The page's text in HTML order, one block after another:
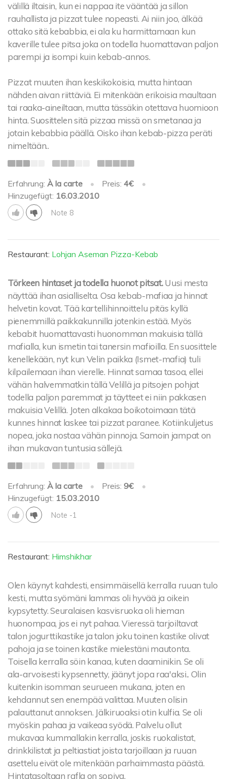
välillä iltaisin, kun ei nappaa ite vääntää ja sillon
rauhallista ja pizzat tulee nopeasti. Ai niin joo, älkää
ottako sitä kebabbia, ei ala ku harmittamaan kun
kaverille tulee pitsa joka on todella huomattavan paljon
parempi ja isompi kuin kebab-annos.
Pizzat muuten ihan keskikokoisia, mutta hintaan
nähden aivan riittäviä. Ei mitenkään erikoisia maultaan
tai raaka-aineiltaan, mutta tässäkin otettava huomioon
hinta. Suosittelen sitä pizzaa missä on smetanaa ja
jotain kebabbia päällä. Oisko ihan kebab-pizza peräti
nimeltään..
Erfahrung: À la carte • Preis:4€
•
Hinzugefügt: 16.03.2010
Note 8
Restaurant: Lohjan Aseman Pizza-Kebab
Törkeen hintaset ja todella huonot pitsat. Uusi mesta
näyttää ihan asialliselta. Osa kebab-mafiaa ja hinnat
helvetin kovat. Tää kartellihinnoittelu pitäs kyllä
pienemmillä paikkakunnilla jotenkin estää. Myös
kebabit huomattavasti huonomman makuisia tällä
mafialla, kun ismetin tai tanersin mafioilla. En suosittele
kenellekään, nyt kun Velin paikka (Ismet-mafia) tuli
kilpailemaan ihan vierelle. Hinnat samaa tasoa, ellei
vähän halvemmatkin tällä Velillä ja pitsojen pohjat
todella paljon paremmat ja täytteet ei niin pakkasen
makuisia Velillä. Joten alkakaa boikotoimaan tätä
kunnes hinnat laskee tai pizzat paranee. Kotiinkuljetus
nopea, joka nostaa vähän pinnoja. Samoin jampat on
ihan mukavan tuntusia sällejä.
Erfahrung: À la carte • Preis:9€
•
Hinzugefügt: 15.03.2010
Note -1
Restaurant: Himshikhar
Olen käynyt kahdesti, ensimmäisellä kerralla ruuan tulo
kesti, mutta syömäni lammas oli hyvää ja oikein
kypsytetty. Seuralaisen kasvisruoka oli hieman
huonompaa, jos ei nyt pahaa. Vieressä tarjoiltavat
talon jogurttikastike ja talon joku toinen kastike olivat
pahoja ja se toinen kastike mielestäni mautonta.
Toisella kerralla söin kanaa, kuten daaminikin. Se oli
ala-arvoisesti kypsennetty, jäänyt jopa raa'aksi.. Olin
kuitenkin isomman seurueen mukana, joten en
kehdannut sen enempää valittaa. Muuten olisin
palauttanut annoksen. Jälkiruoaksi otin kulfia. Se oli
myöskin pahaa ja vaikeaa syödä. Palvelu ollut
mukavaa kummallakin kerralla, joskis ruokalistat,
drinkkilistat ja peltiastiat joista tarjoillaan ja ruuan
asettelu eivät ole mitenkään parhaimmasta päästä.
Hintatasoltaan rafla on sopiva.